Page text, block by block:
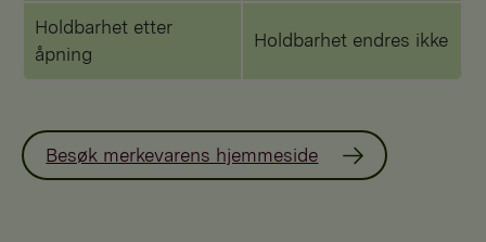
Holdbarhet etter
åpning
Holdbarhet endres ikke
Besøk merkevarens hjemmeside